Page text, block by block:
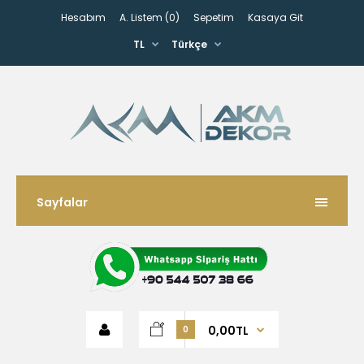
Hesabım A. Listem (0) Sepetim
Kasaya Git
TL
Türkçe
Sayfalar
0 0,00TL